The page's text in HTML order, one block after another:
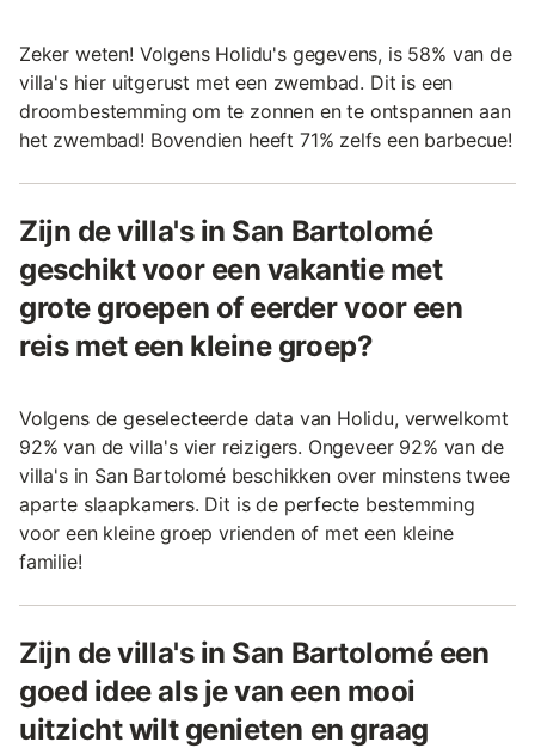
Zeker weten! Volgens Holidu's gegevens, is 58% van de
villa's hier uitgerust met een zwembad. Dit is een
droombestemming om te zonnen en te ontspannen aan
het zwembad! Bovendien heeft 71% zelfs een barbecue!
Zijn de villa's in San Bartolomé
geschikt voor een vakantie met
grote groepen of eerder voor een
reis met een kleine groep?
Volgens de geselecteerde data van Holidu, verwelkomt
92% van de villa's vier reizigers. Ongeveer 92% van de
villa's in San Bartolomé beschikken over minstens twee
aparte slaapkamers. Dit is de perfecte bestemming
voor een kleine groep vrienden of met een kleine
familie!
Zijn de villa's in San Bartolomé een
goed idee als je van een mooi
uitzicht wilt genieten en graag